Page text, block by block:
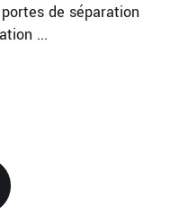
de séparation
...